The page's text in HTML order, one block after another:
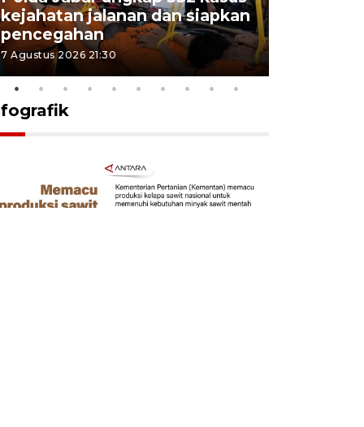
kejahatan jalanan dan siapkan
pencegahan
7 Agustus 2026 21:30